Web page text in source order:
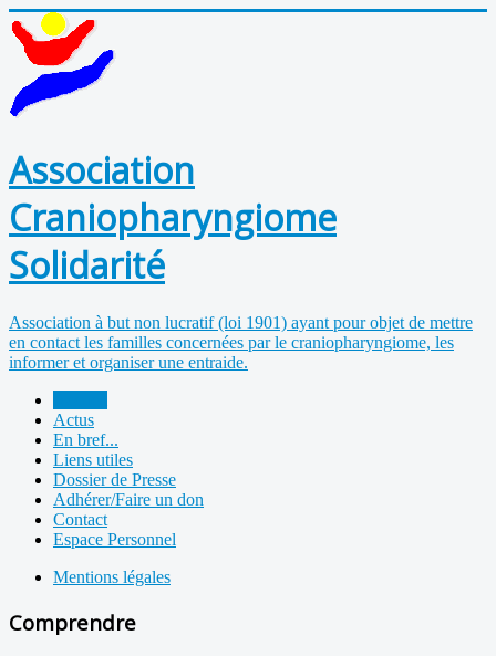
Association
Craniopharyngiome
Solidarité
Association à but non lucratif (loi 1901) ayant pour objet de mettre
en contact les familles concernées par le craniopharyngiome, les
informer et organiser une entraide.
Actus
En bref...
Liens utiles
Dossier de Presse
Adhérer/Faire un don
Contact
Espace Personnel
Mentions légales
Comprendre